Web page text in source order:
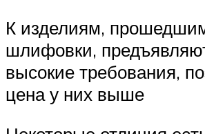
К изделиям,
шлифовки,
высокие требования,
цена у них выше